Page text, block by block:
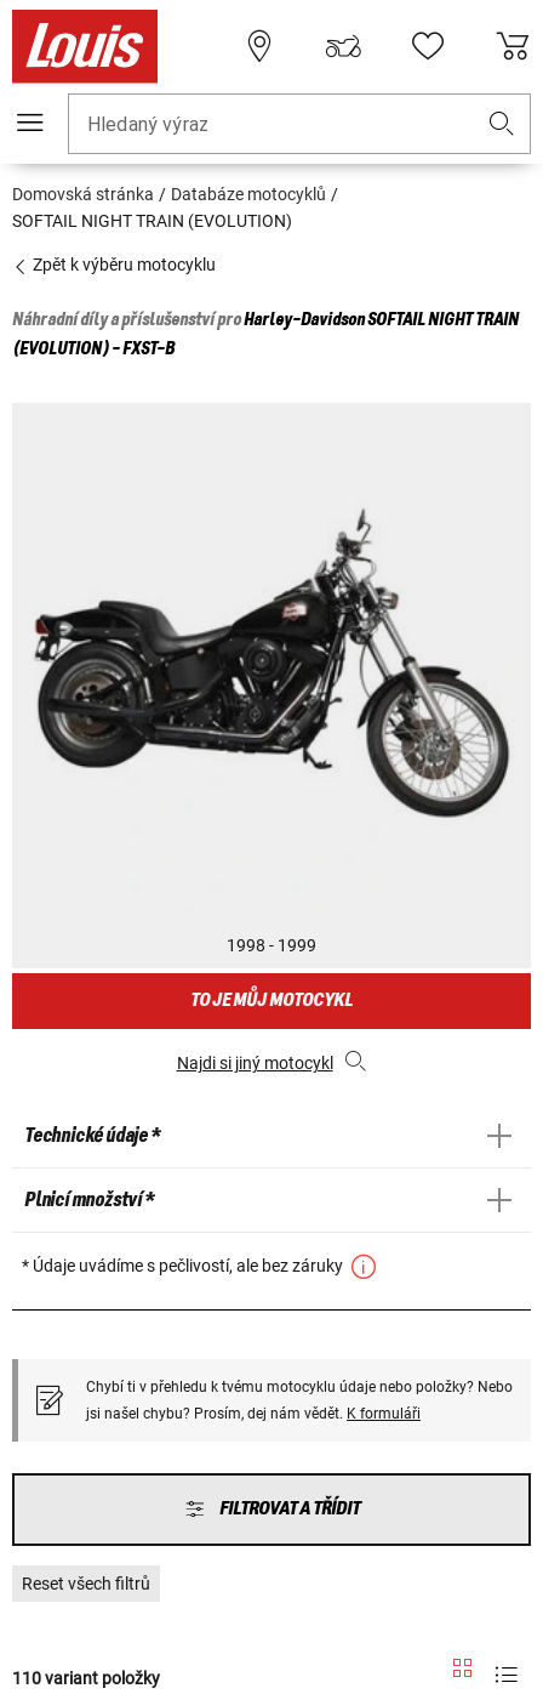
Hledaný výraz
Domovská stránka
Databáze motocyklů
SOFTAIL NIGHT TRAIN (EVOLUTION)
Zpět k výběru motocyklu
Náhradní díly a příslušenství proHarley-DavidsonSOFTAIL NIGHT TRAIN
(EVOLUTION) - FXST-B
1998 - 1999
TO JE MŮJ MOTOCYKL
Najdi si jiný motocykl
Technické údaje *
Plnicí množství *
* Údaje uvádíme s pečlivostí, ale bez záruky
Chybí ti v přehledu k tvému motocyklu údaje nebo položky? Nebo
jsi našel chybu? Prosím, dej nám vědět. K formuláři
FILTROVAT A TŘÍDIT
Reset všech filtrů
110 variant položky